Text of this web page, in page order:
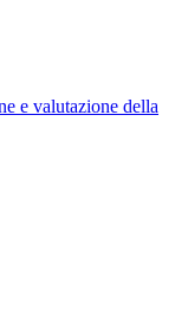
e valutazione della